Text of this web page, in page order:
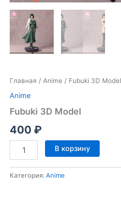
Главная / Anime / Fubuki 3D Model
Anime
Fubuki 3D Model
400 ₽
Количество
товара
3D
В корзину
Категория: Anime